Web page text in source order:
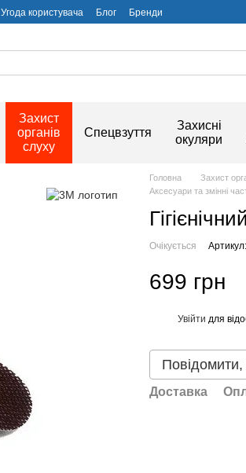
Угода користувача Блог Бренди
Захист
органів
слуху
Спецвзуття
Захисні
окуляри
Головна Захист
Аксесуари та змінні
Очікується
699 грн
Увійти для
Повідомити,
Доставка